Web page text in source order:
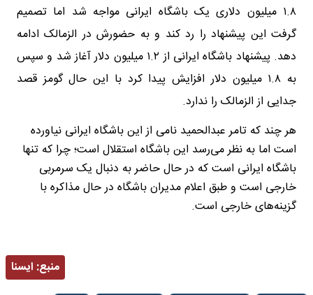
۱.۸ میلیون دلاری یک باشگاه ایرانی مواجه شد اما تصمیم
گرفت این پیشنهاد را رد کند و به حضورش در الزمالک ادامه
دهد. پیشنهاد باشگاه ایرانی از ۱.۲ میلیون دلار آغاز شد و سپس
به ۱.۸ میلیون دلار افزایش پیدا کرد با این حال گومز قصد
جدایی از الزمالک را ندارد.
هر چند که تامر عبدالحمید نامی از این باشگاه ایرانی نیاورده
است اما به نظر می‌رسد این باشگاه استقلال است؛ چرا که تنها
باشگاه ایرانی است که در حال حاضر به دنبال یک سرمربی
خارجی است و طبق اعلام مدیران باشگاه در حال مذاکره با
گزینه‌های خارجی است.
منبع: ايسنا